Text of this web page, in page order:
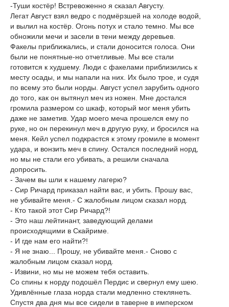
-Туши костёр! Встревоженно я сказал Августу.
Легат Август взял ведро с подмёрзшей на холоде водой,
и вылил на костёр. Огонь потух и стало темно. Мы все
обножили мечи и засели в тени между деревьев.
Факелы приближались, и стали доносится голоса. Они
были не понятные-но отчетливые. Мы все стали
готовится к худшему. Люди с факелами приблизились к
месту осады, и мы напали на них. Их было трое, и судя
по всему это были норды. Август успел зарубить одного
до того, как он вытянул меч из ножен. Мне достался
громила размером со шкаф, который мог меня убить
даже не заметив. Удар моего меча прошелся ему по
руке, но он перекинул меч в другую руку, и бросился на
меня. Кейл успел подкрастся к этому громиле в момент
удара, и вонзить меч в спину. Остался последний норд,
но мы не стали его убивать, а решили сначала
допросить.
- Зачем вы шли к нашему лагерю?
- Сир Ричард приказал найти вас, и убить. Прошу вас,
не убивайте меня.- С жалобным лицом сказал норд.
- Кто такой этот Сир Ричард?!
- Это наш лейтинант, заведующий делами
происходящими в Скайриме.
- И где нам его найти?!
- Я не знаю... Прошу, не убивайте меня.- Сново с
жалобным лицом сказал норд.
- Извини, но мы не можем тебя оставить.
Со спины к норду подошёл Пердис и свернул ему шею.
Удивлённые глаза норда стали медленно стеклянеть.
Спустя два дня мы все сидели в таверне в имперском